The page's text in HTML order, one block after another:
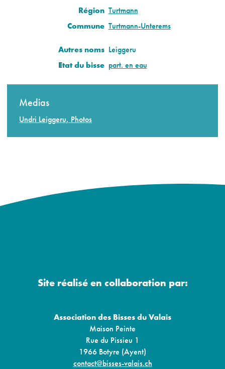
Région Turtmann
Commune Turtmann-Unterems
Autres noms Leiggeru
Etat du bisse part. en eau
Medias
Undri Leiggeru, Photos
Site réalisé en collaboration par:
Association des Bisses du Valais
Maison Peinte
Rue du Pissieu 1
1966 Botyre (Ayent)
contact@bisses-valais.ch